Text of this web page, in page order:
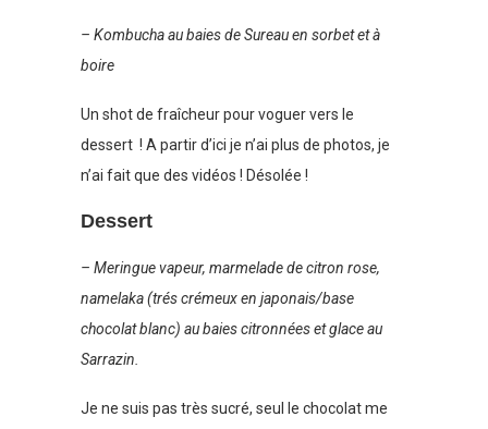
– Kombucha au baies de Sureau en sorbet et à
boire
Un shot de fraîcheur pour voguer vers le
dessert ! A partir d’ici je n’ai plus de photos, je
n’ai fait que des vidéos ! Désolée !
Dessert
– Meringue vapeur, marmelade de citron rose,
namelaka (trés crémeux en japonais/base
chocolatblanc) au baies citronnées et glace au
Sarrazin.
Je ne suis pas très sucré, seul le chocolat me